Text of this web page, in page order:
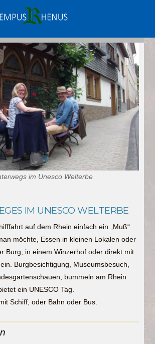
im Unesco Welterbe
IM UNESCO WELTERBE
auf dem Rhein einfach ein „Muß“
möchte, Essen in kleinen Lokalen oder
Burg, in einem Winzerhof oder direkt mit
Burgbesichtigung, Museumsbesuch,
bummeln am Rhein
ein UNESCO Tag.
Schiff, oder Bahn oder Bus.